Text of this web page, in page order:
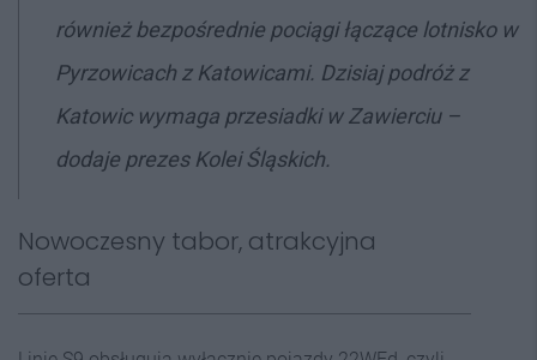
również bezpośrednie pociągi łączące lotnisko w
Pyrzowicach z Katowicami. Dzisiaj podróż z
Katowic wymaga przesiadki w Zawierciu–
dodaje prezes Kolei Śląskich.
Nowoczesny tabor, atrakcyjna
oferta